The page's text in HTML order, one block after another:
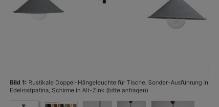
Bild 1: Rustikale Doppel-Hängeleuchte für Tische, Sonder-Ausführung in
Edelrostpatina, Schirme in Alt-Zink (bitte anfragen)